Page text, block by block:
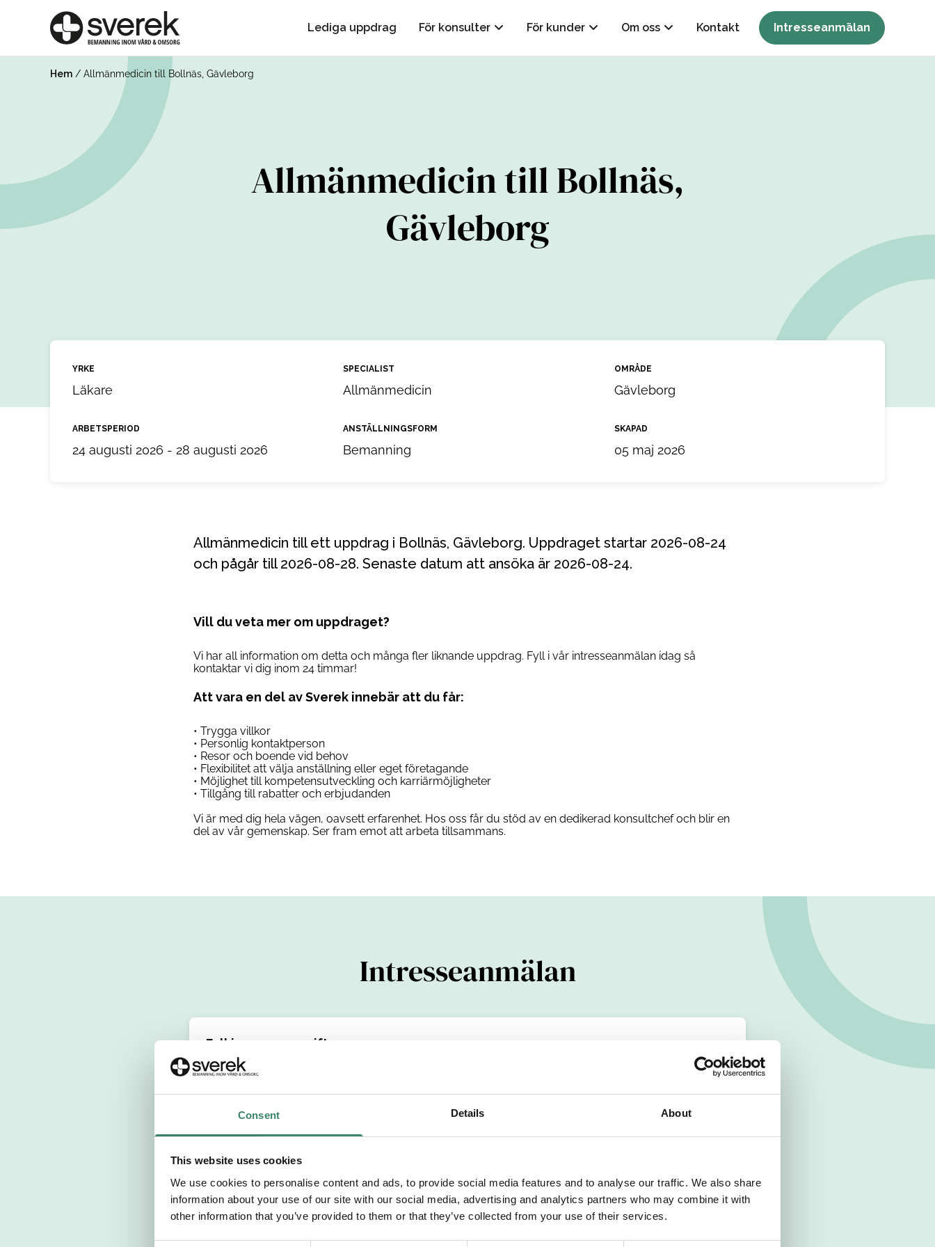
Consent Details About
This website uses cookies
We use cookies to personalise content and ads, to provide social media features and to analyse our traffic. We also share
information about your use of our site with our social media, advertising and analytics partners who may combine it with
other information that you’ve provided to them or that they’ve collected from your use of their services.
Lediga uppdrag För konsulter För kunder Om oss Kontakt Intresseanmälan
Hem / Allmänmedicin till Bollnäs, Gävleborg
Allmänmedicin till Bollnäs,
Gävleborg
YRKE
Läkare
SPECIALIST
Allmänmedicin
OMRÅDE
Gävleborg
ARBETSPERIOD
24 augusti 2026 - 28 augusti 2026
ANSTÄLLNINGSFORM
Bemanning
SKAPAD
05 maj 2026
Allmänmedicin till ett uppdrag i Bollnäs, Gävleborg. Uppdraget startar 2026-08-24
och pågår till 2026-08-28. Senaste datum att ansöka är 2026-08-24.
Vill du veta mer om uppdraget?
Vi har all information om detta och många fler liknande uppdrag. Fyll i vår intresseanmälan idag så
kontaktar vi dig inom 24 timmar!
Att vara en del av Sverek innebär att du får:
• Trygga villkor
• Personlig kontaktperson
• Resor och boende vid behov
• Flexibilitet att välja anställning eller eget företagande
• Möjlighet till kompetensutveckling och karriärmöjligheter
• Tillgång till rabatter och erbjudanden
Vi är med dig hela vägen, oavsett erfarenhet. Hos oss får du stöd av en dedikerad konsultchef och blir en
del av vår gemenskap. Ser fram emot att arbeta tillsammans.
Intresseanmälan
Fyll i personuppgifter
Välj yrkesroll
Välj önskat arbetsområde